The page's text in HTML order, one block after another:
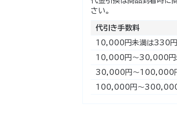
さい。
代引き手数料
10,000円未満は330円
10,000円～30,000円
30,000円～100,000円
100,000円～300,000